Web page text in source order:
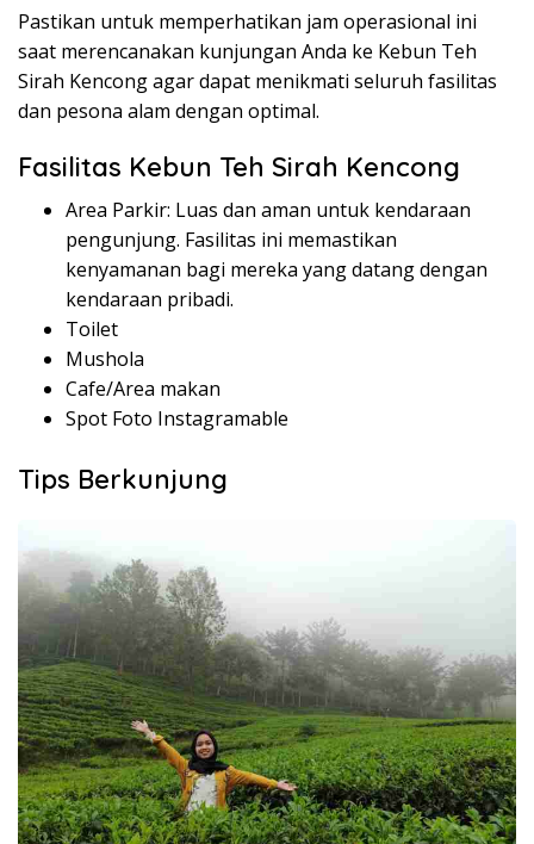
Pastikan untuk memperhatikan jam operasional ini
saat merencanakan kunjungan Anda ke Kebun Teh
Sirah Kencong agar dapat menikmati seluruh fasilitas
dan pesona alam dengan optimal.
Fasilitas Kebun Teh Sirah Kencong
Area Parkir: Luas dan aman untuk kendaraan
pengunjung. Fasilitas ini memastikan
kenyamanan bagi mereka yang datang dengan
kendaraan pribadi.
Toilet
Mushola
Cafe/Area makan
Spot Foto Instagramable
Tips Berkunjung